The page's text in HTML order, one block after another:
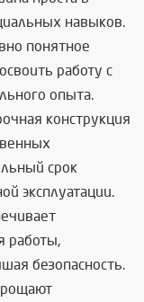
навыков.
понятное
работу с
опыта.
конструкция
срок
эксплуатации.
работы,
безопасность.